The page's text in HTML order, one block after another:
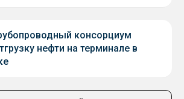
консорциум
нефти на терминале в